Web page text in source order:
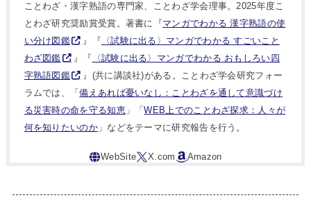
ことわざ・漢字熟語の専門家、ことわざ学会理事。2025年度こ
とわざ研究奨励賞受賞。著書に『マンガでわかる 漢字熟語の使
い分け図鑑
』『 〈試験に出る〉マンガでわかる すごいこと
わざ図鑑
』『
〈試験に出る〉マンガでわかる おもしろい四
字熟語図鑑
』(共に講談社)がある。ことわざ学会研究フォー
ラムでは、「備えあれば憂いなし：ことわざを通して意識づけ
る災害時の命を守る知恵」「WEB上でのことわざ探求：人々が
何を知りたいのか」などをテーマに研究報告を行う。